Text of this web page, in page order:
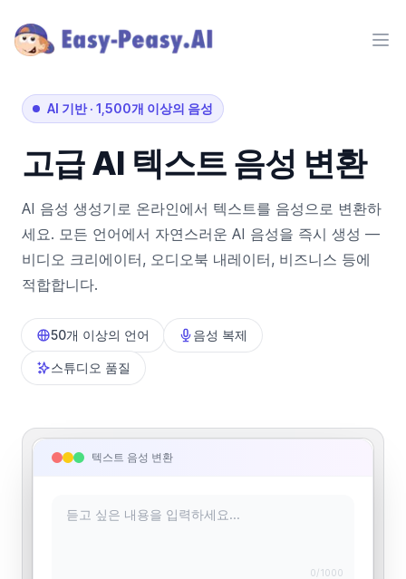
AI 기반· 1,500개 이상의 음성
고급 AI 텍스트 음성 변환
AI 음성 생성기로 온라인에서 텍스트를 음성으로 변환하
세요. 모든 언어에서 자연스러운 AI 음성을 즉시 생성 —
비디오 크리에이터, 오디오북 내레이터, 비즈니스 등에
적합합니다.
50개 이상의 언어 음성 복제
스튜디오 품질
텍스트 음성 변환
0/1000